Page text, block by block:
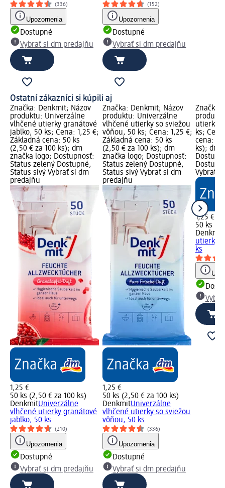
(336)
Upozornenia
Dostupné
Vybrať si dm predajňu
(152)
Upozornenia
Dostupné
Vybrať si dm predajňu
Ostatní zákazníci si kúpili aj
Značka: Denkmit; Názov
produktu: Univerzálne
vlhčené utierky granátové
jablko, 50 ks; Cena: 1,25 €;
Základná cena: 50 ks
(2,50 € za 100 ks); dm
značka logo; Dostupnosť:
Status zelený Dostupné,
Status sivý Vybrať si dm
predajňu
1,25 €
50 ks (2,50 € za 100 ks)
DenkmitUniverzálne
vlhčené utierky granátové
jablko, 50 ks
(210)
Upozornenia
Dostupné
Vybrať si dm predajňu
Značka: Denkmit; Názov
produktu: Univerzálne
vlhčené utierky so sviežou
vôňou, 50 ks; Cena: 1,25 €;
Základná cena: 50 ks
(2,50 € za 100 ks); dm
značka logo; Dostupnosť:
Status zelený Dostupné,
Status sivý Vybrať si dm
predajňu
1,25 €
50 ks (2,50 € za 100 ks)
DenkmitUniverzálne
vlhčené utierky so sviežou
vôňou, 50 ks
(336)
Upozornenia
Dostupné
Vybrať si dm predajňu
Značka:
utierky
ks;
cena: 50
ks); dm
Vybrať
1,25 €
50 ks
Denkmit
utierky
ks